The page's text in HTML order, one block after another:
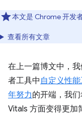
本文是 Chrome 开发
查看所有文章
在上一篇博文中，
者工具中 自定义性
年努力的开端，我
Vitals 方面变得更加